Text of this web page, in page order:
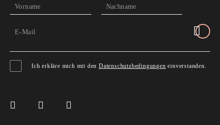
Vorname Nachname
E-Mail
Ich erkläre mich mit denDatenschutzbedingungen einverstanden.